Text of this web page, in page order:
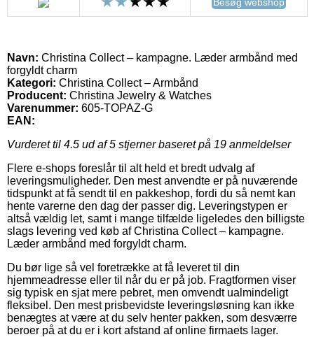
Navn: Christina Collect – kampagne. Læder armbånd med
forgyldt charm
Kategori: Christina Collect – Armbånd
Producent: Christina Jewelry & Watches
Varenummer: 605-TOPAZ-G
EAN:
Vurderet til 4.5 ud af 5 stjerner baseret på 19 anmeldelser
Flere e-shops foreslår til alt held et bredt udvalg af
leveringsmuligheder. Den mest anvendte er på nuværende
tidspunkt at få sendt til en pakkeshop, fordi du så nemt kan
hente varerne den dag der passer dig. Leveringstypen er
altså vældig let, samt i mange tilfælde ligeledes den billigste
slags levering ved køb af Christina Collect – kampagne.
Læder armbånd med forgyldt charm.
Du bør lige så vel foretrække at få leveret til din
hjemmeadresse eller til når du er på job. Fragtformen viser
sig typisk en sjat mere pebret, men omvendt ualmindeligt
fleksibel. Den mest prisbevidste leveringsløsning kan ikke
benægtes at være at du selv henter pakken, som desværre
beroer på at du er i kort afstand af online firmaets lager.